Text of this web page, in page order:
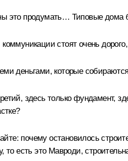
это продумать… Типовые
стоят очень
деньгами, которые
здесь только фундамент,
почему остановилось
то есть это Мавроди,